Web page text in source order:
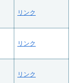
リンク
リンク
リンク